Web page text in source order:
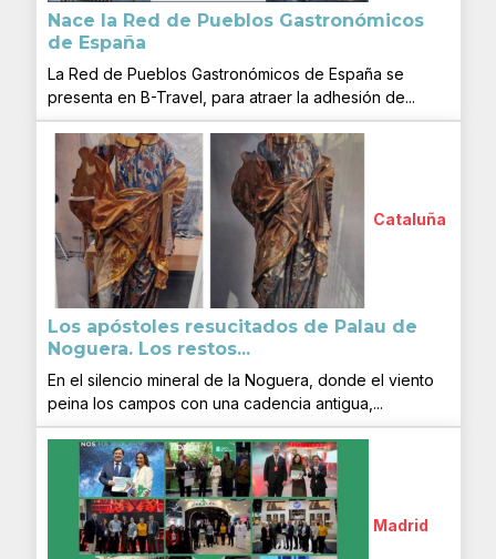
Nace la Red de Pueblos Gastronómicos
de España
La Red de Pueblos Gastronómicos de España se
presenta en B-Travel, para atraer la adhesión de...
Cataluña
Los apóstoles resucitados de Palau de
Noguera. Los restos...
En el silencio mineral de la Noguera, donde el viento
peina los campos con una cadencia antigua,...
Madrid